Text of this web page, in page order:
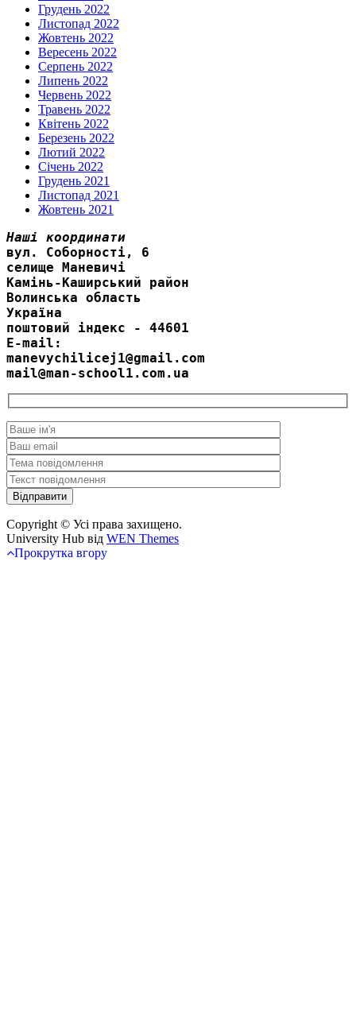
Грудень 2022
Листопад 2022
Жовтень 2022
Вересень 2022
Серпень 2022
Липень 2022
Червень 2022
Травень 2022
Квітень 2022
Березень 2022
Лютий 2022
Січень 2022
Грудень 2021
Листопад 2021
Жовтень 2021
Наші координати
вул. Соборності, 6
селище Маневичі
Камінь-Каширський район
Волинська область
Україна
поштовий індекс - 44601
E-mail:
manevychilicej1@gmail.com
mail@man-school1.com.ua
Copyright © Усі права захищено.
University Hub від WEN Themes
Прокрутка вгору